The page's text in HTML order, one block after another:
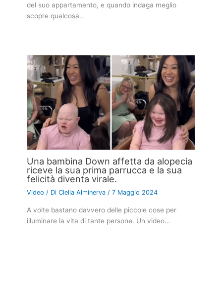
del suo appartamento, e quando indaga meglio
scopre qualcosa…
Una bambina Down affetta da alopecia
riceve la sua prima parrucca e la sua
felicità diventa virale.
Video / DiClelia Alminerva/7 Maggio 2024
A volte bastano davvero delle piccole cose per
illuminare la vita di tante persone. Un video…